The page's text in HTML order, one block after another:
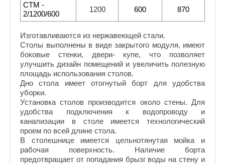
СТМ -
2/1200/600
1200 600 870
Изготавливаются из нержавеющей стали.
Столы выполнены в виде закрытого модуля, имеют
боковые стенки, двери- купе, что позволяет
улучшить дизайн помещений и увеличить полезную
площадь использования столов.
Дно стола имеет отогнутый борт для удобства
уборки.
Установка столов производится около стены. Для
удобства подключения к водопроводу и
канализации в столе имеется технологический
проем по всей длине стола.
В столешнице имеется цельнотянутая мойка и
рабочая поверхность. Наличие борта
предотвращает от попадания брызг воды на стену и